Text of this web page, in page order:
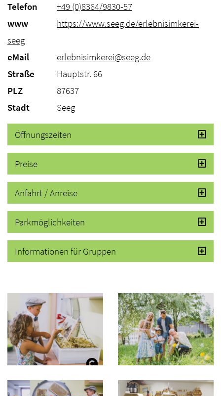
Telefon
+49 (0)8364/9830-57
www
https://www.seeg.de/erlebnisimkerei-
seeg
eMail
erlebnisimkerei@seeg.de
Straße
Hauptstr. 66
PLZ
87637
Stadt
Seeg
Öffnungszeiten
Preise
Anfahrt / Anreise
Parkmöglichkeiten
Informationen für Gruppen